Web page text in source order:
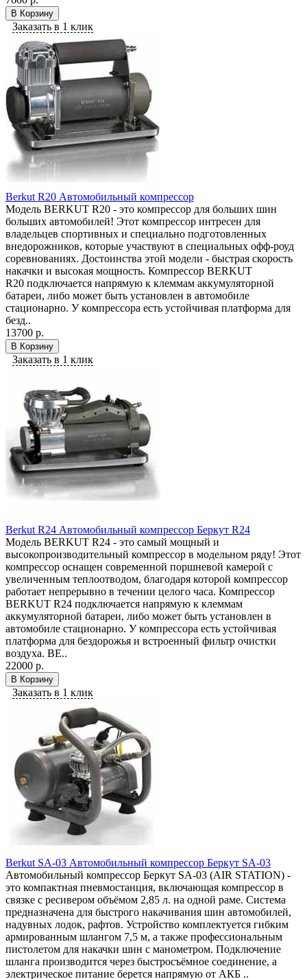
В Корзину
Заказать в 1 клик
Berkut R20 Автомобильный компрессор
Модель BERKUT R20 - это компрессор для больших шин
больших автомобилей! Этот компрессор интресен для
владельцев спортивных и специально подготовленных
внедорожников, которые участвуют в специальных офф-роуд
соревнованиях. Достоинства этой модели - быстрая скорость
накачки и высокая мощность. Компрессор BERKUT
R20 подключается напрямую к клеммам аккумуляторной
батареи, либо может быть установлен в автомобиле
стационарно. У компрессора есть устойчивая платформа для
безд..
13700 р.
В Корзину
Заказать в 1 клик
Berkut R24 Автомобильный компрессор Беркут R24
Модель BERKUT R24 - это самый мощный и
высокопроизводительный компрессор в модельном ряду! Этот
компрессор оснащен современной поршневой камерой с
увеличенным теплоотводом, благодаря которой компрессор
работает непрерывно в течении целого часа. Компрессор
BERKUT R24 подключается напрямую к клеммам
аккумуляторной батареи, либо может быть установлен в
автомобиле стационарно. У компрессора есть устойчивая
платформа для бездорожья и встроенный фильтр очистки
воздуха. BE..
22000 р.
В Корзину
Заказать в 1 клик
Berkut SA-03 Автомобильный компрессор Беркут SA-03
Автомобильный компрессор Беркут SA-03 (AIR STATION) -
это компактная пневмостанция, включающая компрессор в
связке с ресивером объёмом 2,85 л. на одной раме. Система
предназначена для быстрого накачивания шин автомобилей,
надувных лодок, рафтов. Устройство комплектуется гибким
армированным шлангом 7,5 м, а также профессиональным
пистолетом для накачки шин с манометром. Подключение
шланга производится через быстросъёмное соединение, а
электрическое питание берется напрямую от АКБ ..